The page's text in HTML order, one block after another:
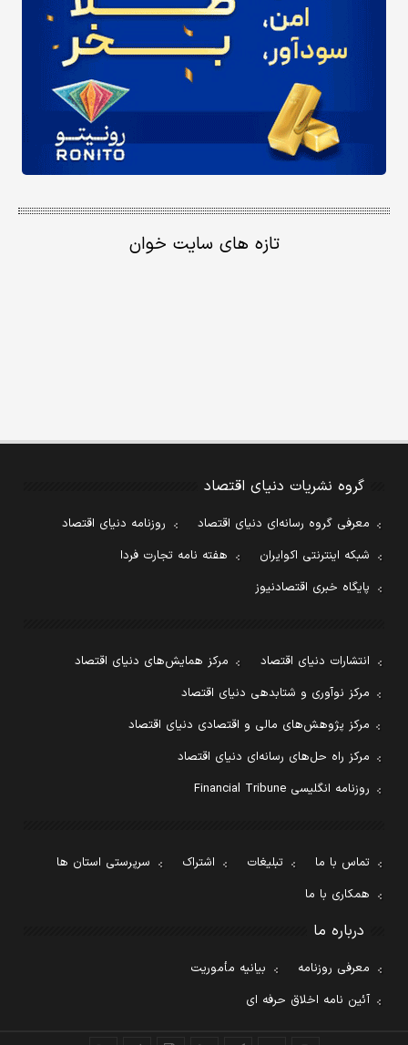
تازه های سایت خوان
گروه نشریات دنیای اقتصاد
معرفی گروه رسانه‌ای دنیای اقتصاد
روزنامه دنیای اقتصاد
شبکه اینترنتی اکوایران
هفته نامه تجارت فردا
پایگاه خبری اقتصادنیوز
انتشارات دنیای اقتصاد
مرکز همایش‌های دنیای اقتصاد
مرکز نوآوری و شتابدهی دنیای اقتصاد
مرکز پژوهش‌های مالی و اقتصادی دنیای اقتصاد
مرکز راه حل‌های رسانه‌ای دنیای اقتصاد
روزنامه انگلیسی Financial Tribune
تماس با ما تبلیغات اشتراک
سرپرستی استان ها
همکاری با ما
درباره ما
معرفی روزنامه
بیانیه مأموریت
آئین نامه اخلاق حرفه ای